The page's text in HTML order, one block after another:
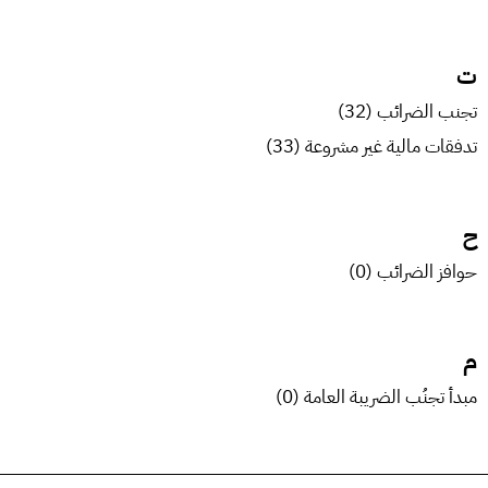
ت
تجنب الضرائب (32)
تدفقات مالية غير مشروعة (33)
ح
حوافز الضرائب (0)
م
مبدأ تجنُب الضريبة العامة (0)